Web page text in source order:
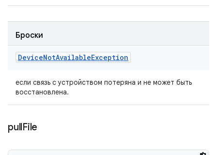
Броски
DeviceNotAvailableException
если связь с устройством потеряна и не может быть
восстановлена.
pullFile